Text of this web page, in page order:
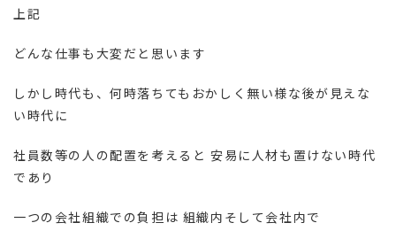
上記
どんな仕事も大変だと思います
しかし時代も、何時落ちてもおかしく無い様な後が見えな
い時代に
社員数等の人の配置を考えると 安易に人材も置けない時代
であり
一つの会社組織での負担は 組織内そして会社内で